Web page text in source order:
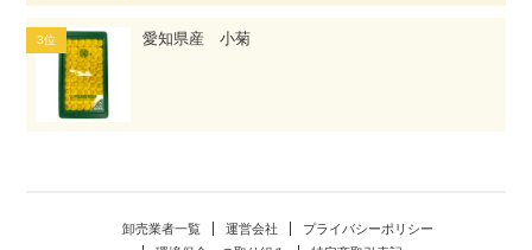
愛知県産 小菊
卸売業者一覧 運営会社
プライバシーポリシー